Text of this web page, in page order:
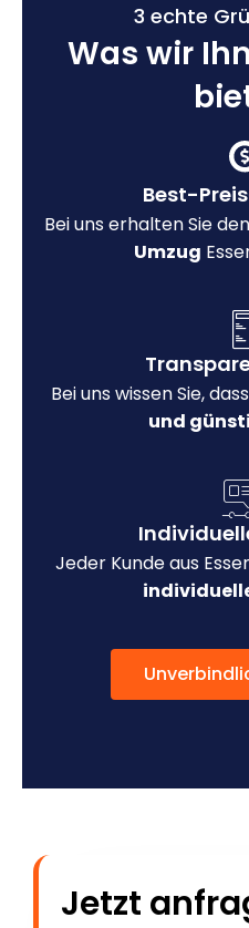
3 echte
Was wir
Best-
Bei uns erhalten Sie den
Umzug
Bei uns wissen Sie,
und
Jeder Kunde aus
Jetzt